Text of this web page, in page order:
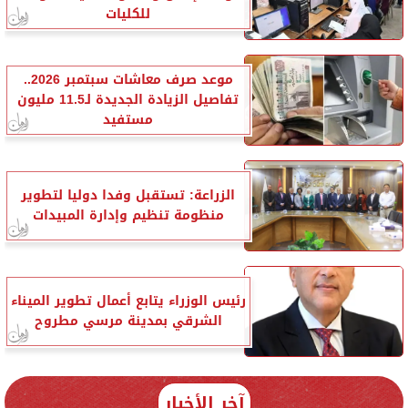
للكليات
موعد صرف معاشات سبتمبر 2026..
تفاصيل الزيادة الجديدة لـ11.5 مليون
مستفيد
الزراعة: تستقبل وفدا دوليا لتطوير
منظومة تنظيم وإدارة المبيدات
رئيس الوزراء يتابع أعمال تطوير الميناء
الشرقي بمدينة مرسي مطروح